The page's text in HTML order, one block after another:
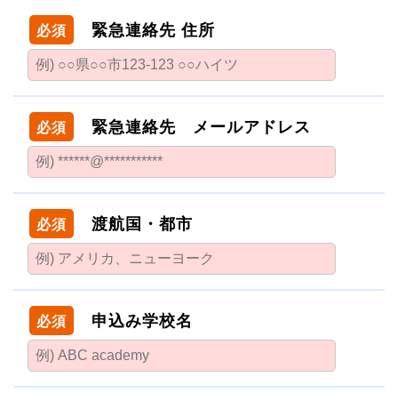
必須 緊急連絡先 住所
必須 緊急連絡先 メールアドレス
必須 渡航国・都市
必須 申込み学校名